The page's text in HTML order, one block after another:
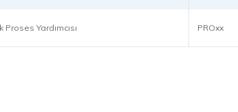
Proses Yardımcısı PROxx